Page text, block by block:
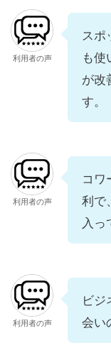
利用者の声
ス
も
が改
す。
利用者の声
コワ
利で
入っ
利用者の声
ビ
会い